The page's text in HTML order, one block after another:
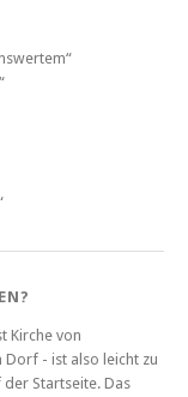
Kirche von
Dorf - ist also leicht zu
Startseite. Das